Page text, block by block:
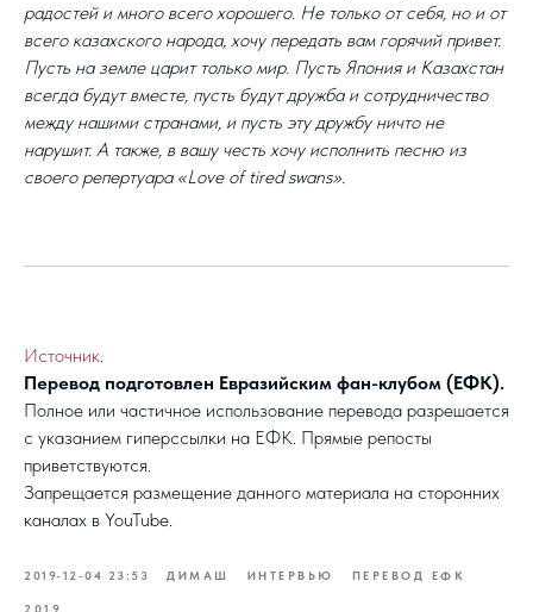
радостей и много всего хорошего. Не только от себя, но и от
всего казахского народа, хочу передать вам горячий привет.
Пусть на земле царит только мир. Пусть Япония и Казахстан
всегда будут вместе, пусть будут дружба и сотрудничество
между нашими странами, и пусть эту дружбу ничто не
нарушит. А также, в вашу честь хочу исполнить песню из
своего репертуара «Love of tired swans».
Источник.
Перевод подготовлен Евразийским фан-клубом (ЕФК).
Полное или частичное использование перевода разрешается
с указанием гиперссылки на ЕФК. Прямые репосты
приветствуются.
Запрещается размещение данного материала на сторонних
каналах в YouTube.
2019-12-04 23:53 ДИМАШ ИНТЕРВЬЮ ПЕРЕВОД ЕФК
2019